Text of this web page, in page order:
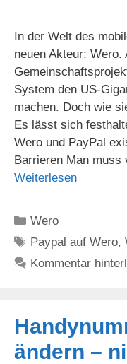
In der Welt des
neuen Akteur: Wero.
System den US-
machen. Doch wie
Es lässt sich
Wero und PayPal
Barrieren Man
Weiterlesen
Kategorien
Wero
Schlagwörter
Paypal auf Wero,
Kommentar
ändern –